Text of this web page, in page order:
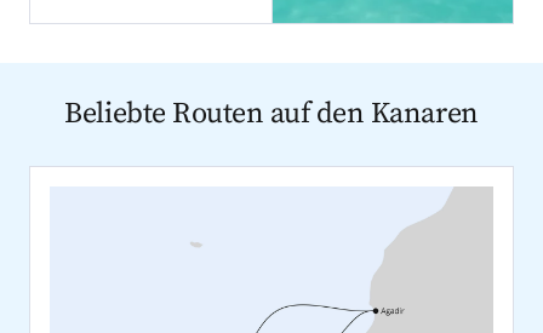
Beliebte Routen auf den Kanaren